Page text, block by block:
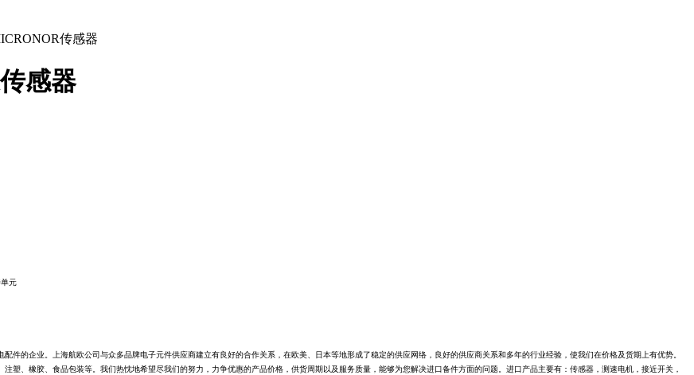
传感器
感器
元
件的企业。上海航欧公司与众多品牌电子元件供应商建立有良好的合作关系，在欧美、日本等地形成了稳定的供应网络，良好的供应商关系和多年的行业经验，使我们在价格及货期上有优势。
塑、橡胶、食品包装等。我们热忱地希望尽我们的努力，力争优惠的产品价格，供货周期以及服务质量，能够为您解决进口备件方面的问题。进口产品主要有：传感器，测速电机，接近开关，